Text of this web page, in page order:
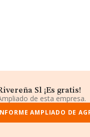
Sl ¡Es gratis!
de esta empresa.
AMPLIADO DE